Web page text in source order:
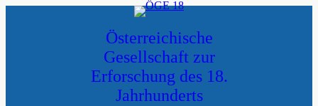
Österreichische
Gesellschaft zur
Erforschung des 18.
Jahrhunderts